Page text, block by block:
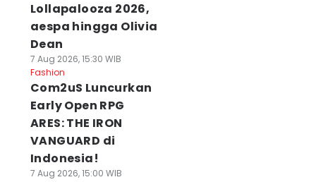
Lollapalooza 2026,
aespa hingga Olivia
Dean
7 Aug 2026, 15:30 WIB
Fashion
Com2uS Luncurkan
Early Open RPG
ARES: THE IRON
VANGUARD di
Indonesia!
7 Aug 2026, 15:00 WIB